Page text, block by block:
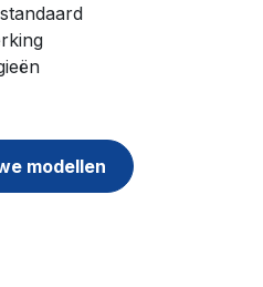
modellen